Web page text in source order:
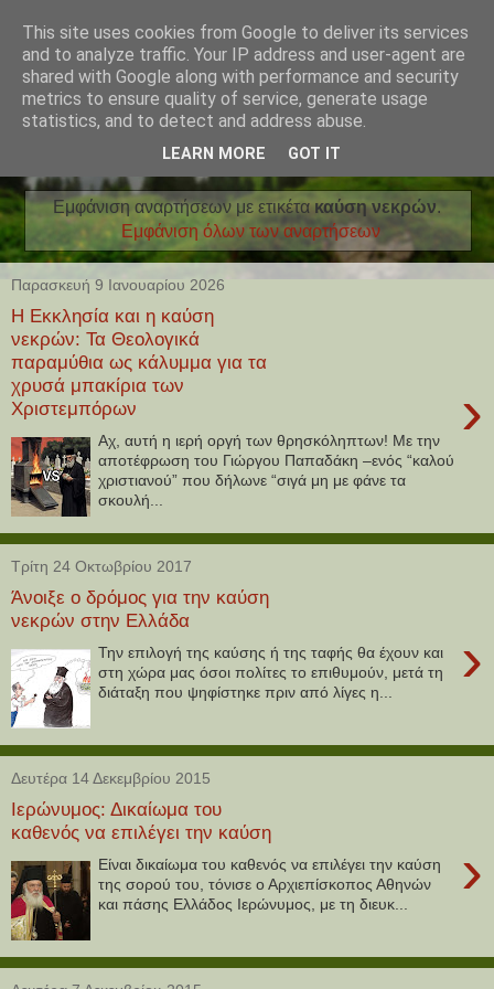
Εμφάνιση αναρτήσεων με ετικέτακαύση νεκρών.
Εμφάνιση όλων των αναρτήσεων
Παρασκευή 9 Ιανουαρίου 2026
Η Εκκλησία και η καύση
νεκρών: Τα Θεολογικά
παραμύθια ως κάλυμμα για τα
χρυσά μπακίρια των
Χριστεμπόρων
›
Αχ, αυτή η ιερή οργή των θρησκόληπτων! Με την
αποτέφρωση του Γιώργου Παπαδάκη –ενός “καλού
χριστιανού” που δήλωνε “σιγά μη με φάνε τα
σκουλή...
Τρίτη 24 Οκτωβρίου 2017
Άνοιξε ο δρόμος για την καύση
νεκρών στην Ελλάδα
›
Την επιλογή της καύσης ή της ταφής θα έχουν και
στη χώρα μας όσοι πολίτες το επιθυμούν, μετά τη
διάταξη που ψηφίστηκε πριν από λίγες η...
Δευτέρα 14 Δεκεμβρίου 2015
Ιερώνυμος: Δικαίωμα του
καθενός να επιλέγει την καύση
›
Είναι δικαίωμα του καθενός να επιλέγει την καύση
της σορού του, τόνισε ο Αρχιεπίσκοπος Αθηνών
και πάσης Ελλάδος Ιερώνυμος, με τη διευκ...
This site uses cookies from Google to deliver its services
and to analyze traffic. Your IP address and user-agent are
shared with Google along with performance and security
metrics to ensure quality of service, generate usage
statistics, and to detect and address abuse.
LEARN MORE GOT IT